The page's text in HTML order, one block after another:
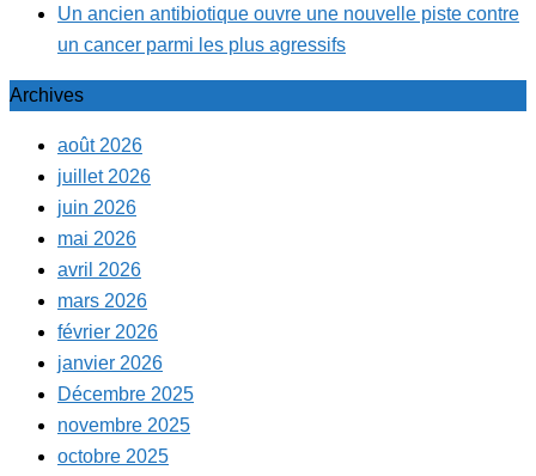
Un ancien antibiotique ouvre une nouvelle piste contre
un cancer parmi les plus agressifs
Archives
août 2026
juillet 2026
juin 2026
mai 2026
avril 2026
mars 2026
février 2026
janvier 2026
Décembre 2025
novembre 2025
octobre 2025